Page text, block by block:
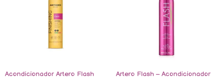
Acondicionador Artero Flash
Artero Flash – Acondicionador